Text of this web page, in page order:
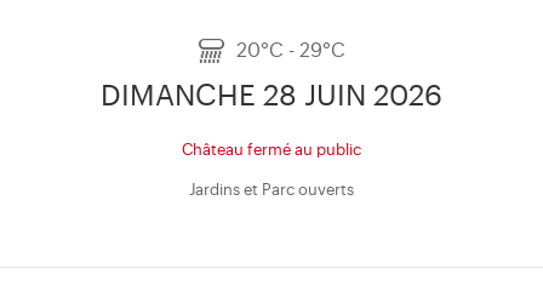
20°C - 29°C
DIMANCHE 28 JUIN 2026
Château fermé au public
Jardins et Parc ouverts